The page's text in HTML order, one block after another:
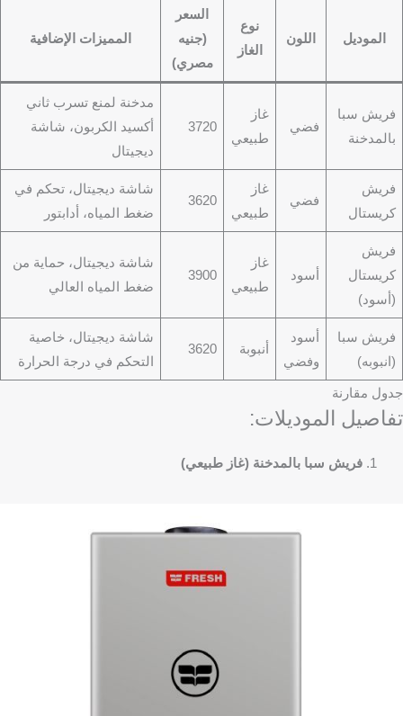
الموديل اللون
نوع
الغاز
السعر
(جنيه
مصري)
المميزات الإضافية
فريش سبا
بالمدخنة
فضي
غاز
طبيعي
3720
مدخنة لمنع تسرب ثاني
أكسيد الكربون، شاشة
ديجيتال
فريش
كريستال
فضي
غاز
طبيعي
3620
شاشة ديجيتال، تحكم في
ضغط المياه، أدابتور
فريش
كريستال
(أسود)
أسود
غاز
طبيعي
3900
شاشة ديجيتال، حماية من
ضغط المياه العالي
فريش سبا
(انبوبه)
أسود
وفضي
أنبوبة 3620
شاشة ديجيتال، خاصية
التحكم في درجة الحرارة
جدول مقارنة
تفاصيل الموديلات:
فريش سبا بالمدخنة (غاز طبيعي)